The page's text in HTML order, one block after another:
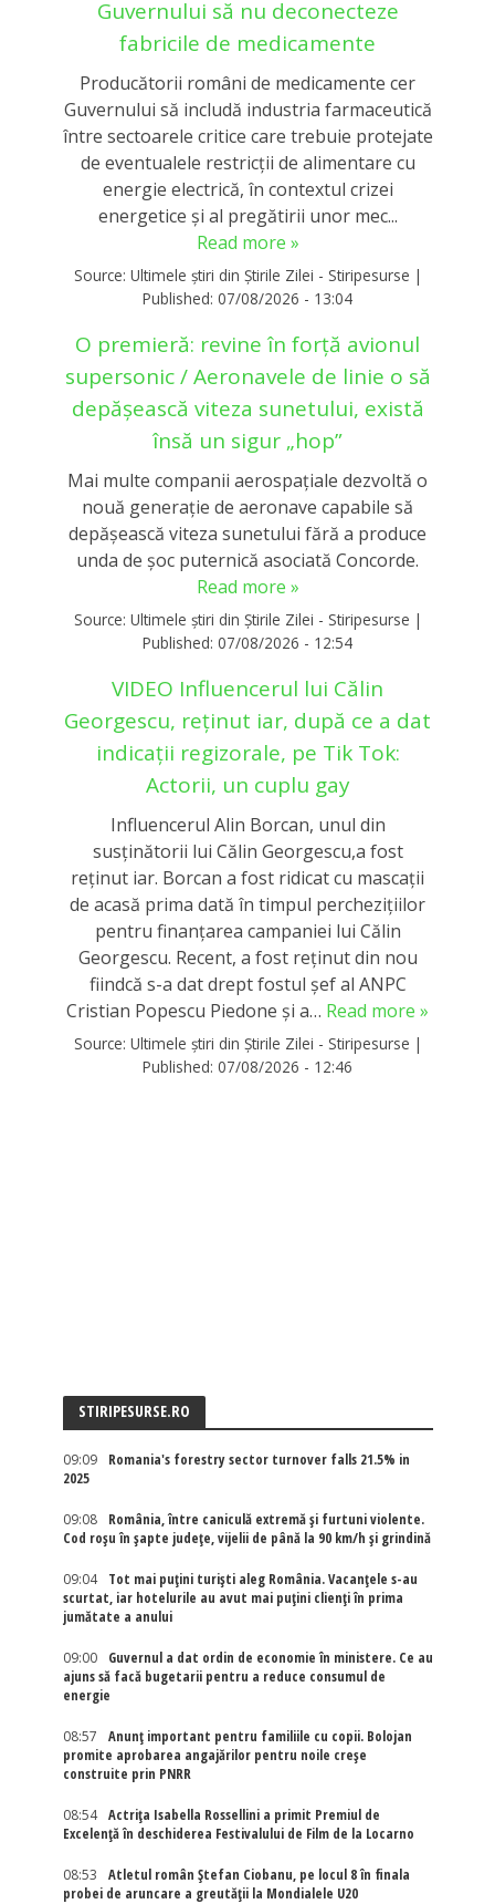
Guvernului să nu deconecteze
fabricile de medicamente
Producătorii români de medicamente cer
Guvernului să includă industria farmaceutică
între sectoarele critice care trebuie protejate
de eventualele restricții de alimentare cu
energie electrică, în contextul crizei
energetice și al pregătirii unor mec...
Read more »
Source: Ultimele știri din Știrile Zilei - Stiripesurse |
Published: 07/08/2026 - 13:04
O premieră: revine în forță avionul
supersonic / Aeronavele de linie o să
depășească viteza sunetului, există
însă un sigur „hop”
Mai multe companii aerospațiale dezvoltă o
nouă generație de aeronave capabile să
depășească viteza sunetului fără a produce
unda de șoc puternică asociată Concorde.
Read more »
Source: Ultimele știri din Știrile Zilei - Stiripesurse |
Published: 07/08/2026 - 12:54
VIDEO Influencerul lui Călin
Georgescu, reținut iar, după ce a dat
indicații regizorale, pe Tik Tok:
Actorii, un cuplu gay
Influencerul Alin Borcan, unul din
susținătorii lui Călin Georgescu,a fost
reținut iar. Borcan a fost ridicat cu mascații
de acasă prima dată în timpul perchezițiilor
pentru finanțarea campaniei lui Călin
Georgescu. Recent, a fost reținut din nou
fiindcă s-a dat drept fostul șef al ANPC
Cristian Popescu Piedone și a… Read more »
Source: Ultimele știri din Știrile Zilei - Stiripesurse |
Published: 07/08/2026 - 12:46
STIRIPESURSE.RO
09:09
Romania's forestry sector turnover falls 21.5% in
2025
09:08
România, între caniculă extremă și furtuni violente.
Cod roșu în șapte județe, vijelii de până la 90 km/h și grindină
09:04
Tot mai puțini turiști aleg România. Vacanțele s-au
scurtat, iar hotelurile au avut mai puțini clienți în prima
jumătate a anului
09:00
Guvernul a dat ordin de economie în ministere. Ce au
ajuns să facă bugetarii pentru a reduce consumul de
energie
08:57
Anunț important pentru familiile cu copii. Bolojan
promite aprobarea angajărilor pentru noile creșe
construite prin PNRR
08:54
Actriţa Isabella Rossellini a primit Premiul de
Excelenţă în deschiderea Festivalului de Film de la Locarno
08:53
Atletul român Ștefan Ciobanu, pe locul 8 în finala
probei de aruncare a greutății la Mondialele U20